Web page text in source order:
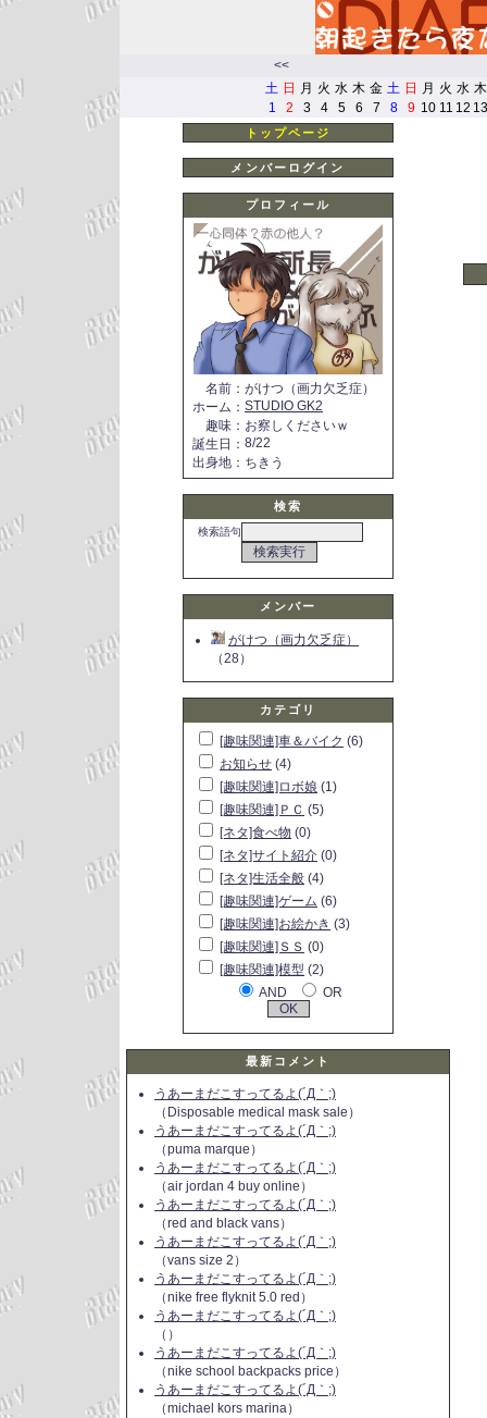
<<
土 日 月 火 水 木 金 土 日 月 火 水 木
1
2 3 4 5 6 7 8 9 10 11 12 13
トップページ
メンバーログイン
プロフィール
名前 ： がけつ（画力欠乏症）
ホーム ： STUDIO GK2
趣味 ： お察しくださいｗ
誕生日 ： 8/22
出身地 ： ちきう
検索
検索語句
メンバー
がけつ（画力欠乏症）
（28）
カテゴリ
[趣味関連]車＆バイク (6)
お知らせ (4)
[趣味関連]ロボ娘 (1)
[趣味関連]ＰＣ (5)
[ネタ]食べ物 (0)
[ネタ]サイト紹介 (0)
[ネタ]生活全般 (4)
[趣味関連]ゲーム (6)
[趣味関連]お絵かき (3)
[趣味関連]ＳＳ (0)
[趣味関連]模型 (2)
AND
OR
最新コメント
うあーまだこすってるよ(´Д｀;)
（Disposable medical mask sale）
うあーまだこすってるよ(´Д｀;)
（puma marque）
うあーまだこすってるよ(´Д｀;)
（air jordan 4 buy online）
うあーまだこすってるよ(´Д｀;)
（red and black vans）
うあーまだこすってるよ(´Д｀;)
（vans size 2）
うあーまだこすってるよ(´Д｀;)
（nike free flyknit 5.0 red）
うあーまだこすってるよ(´Д｀;)
（）
うあーまだこすってるよ(´Д｀;)
（nike school backpacks price）
うあーまだこすってるよ(´Д｀;)
（michael kors marina）